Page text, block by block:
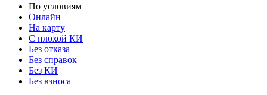
По условиям
Онлайн
На карту
С плохой КИ
Без отказа
Без справок
Без КИ
Без взноса